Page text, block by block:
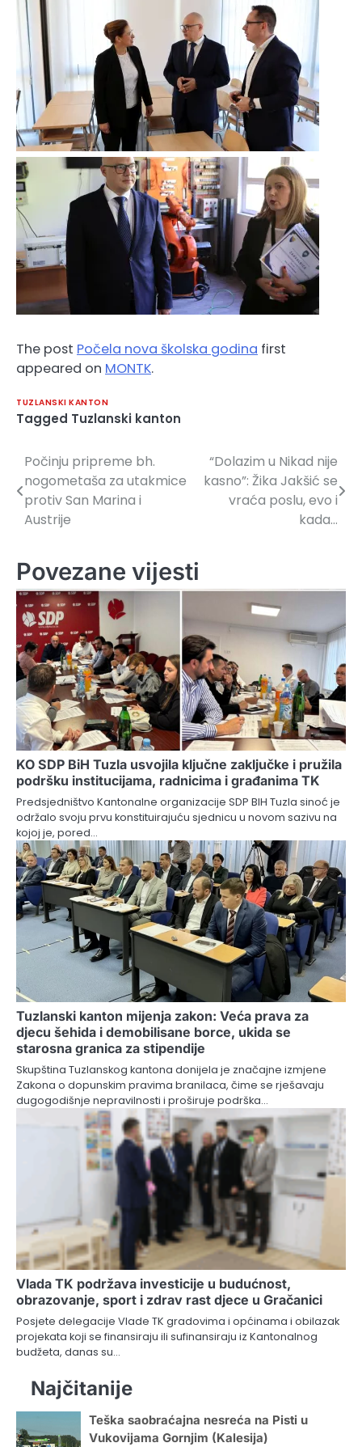
The post Počela nova školska godina first
appeared on MONTK.
TUZLANSKI KANTON
Tagged Tuzlanski kanton
Navigacija
članaka
Počinju pripreme bh.
nogometaša za utakmice
protiv San Marina i
Austrije
“Dolazim u Nikad nije
kasno”: Žika Jakšić se
vraća poslu, evo i
kada…
Povezane vijesti
KO SDP BiH Tuzla usvojila ključne zaključke i pružila
podršku institucijama, radnicima i građanima TK
Predsjedništvo Kantonalne organizacije SDP BIH Tuzla sinoć je
održalo svoju prvu konstituirajuću sjednicu u novom sazivu na
kojoj je, pored…
Tuzlanski kanton mijenja zakon: Veća prava za
djecu šehida i demobilisane borce, ukida se
starosna granica za stipendije
Skupština Tuzlanskog kantona donijela je značajne izmjene
Zakona o dopunskim pravima branilaca, čime se rješavaju
dugogodišnje nepravilnosti i proširuje podrška…
Vlada TK podržava investicije u budućnost,
obrazovanje, sport i zdrav rast djece u Gračanici
Posjete delegacije Vlade TK gradovima i općinama i obilazak
projekata koji se finansiraju ili sufinansiraju iz Kantonalnog
budžeta, danas su…
Najčitanije
Teška saobraćajna nesreća na Pisti u
Vukovijama Gornjim (Kalesija)